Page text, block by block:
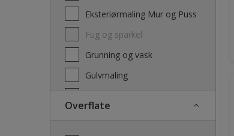
Eksteriørmaling Mur og Puss
Fug og sparkel
Grunning og vask
Gulvmaling
Overflate